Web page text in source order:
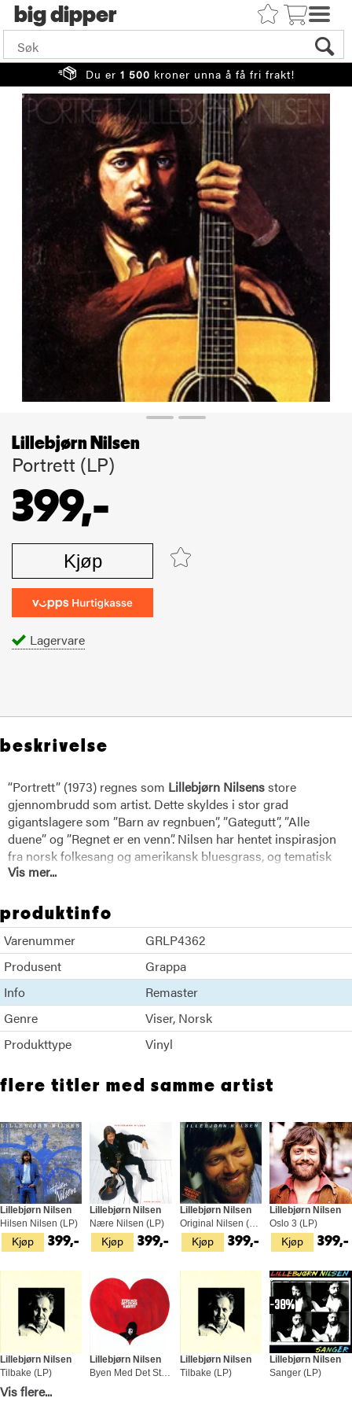
big
Du er 1 500 kroner unna å få fri frakt!
Lillebjørn Nilsen
Portrett (LP)
399,-
Kjøp
Lagervare
beskrivelse
“Portrett” (1973) regnes som Lillebjørn Nilsensstore
gjennombrudd som artist. Dette skyldes i stor grad
gigantslagere som ”Barn av regnbuen”, ”Gategutt”, ”Alle
duene” og ”Regnet er en venn”. Nilsen har hentet inspirasjon
fra norsk folkesang og amerikansk bluesgrass, og tematisk
fremstår platen som en av hans mest politiske.
Vis mer...
produktinfo
Varenummer
GRLP4362
Produsent
Grappa
Info
Remaster
Genre
Viser Norsk
Produkttype
Vinyl
flere titler med samme artist
Kjøp
Lillebjørn Nilsen
Hilsen Nilsen (LP)
399,- Kjøp
Lillebjørn Nilsen
Nære Nilsen (LP)
399,- Kjøp
Lillebjørn Nilsen
Original Nilsen (LP)
399,- Kjøp
Lillebjørn Nilsen
Oslo 3 (LP)
399,-
Kjøp
Lillebjørn Nilsen
Tilbake (LP)
329,-
Lillebjørn Nilsen
Lillebjørn Nilsen
Tilbake (LP)
38%
Lillebjørn Nilsen
Sanger (LP)
Vis flere...